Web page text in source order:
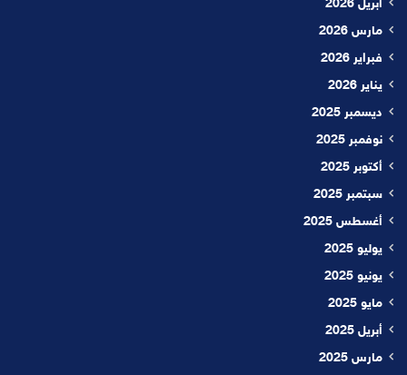
أبريل 2026
مارس 2026
فبراير 2026
يناير 2026
ديسمبر 2025
نوفمبر 2025
أكتوبر 2025
سبتمبر 2025
أغسطس 2025
يوليو 2025
يونيو 2025
مايو 2025
أبريل 2025
مارس 2025